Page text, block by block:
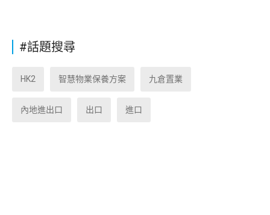
#話題搜尋
HK2 智慧物業保養方案 九倉置業
內地進出口 出口 進口